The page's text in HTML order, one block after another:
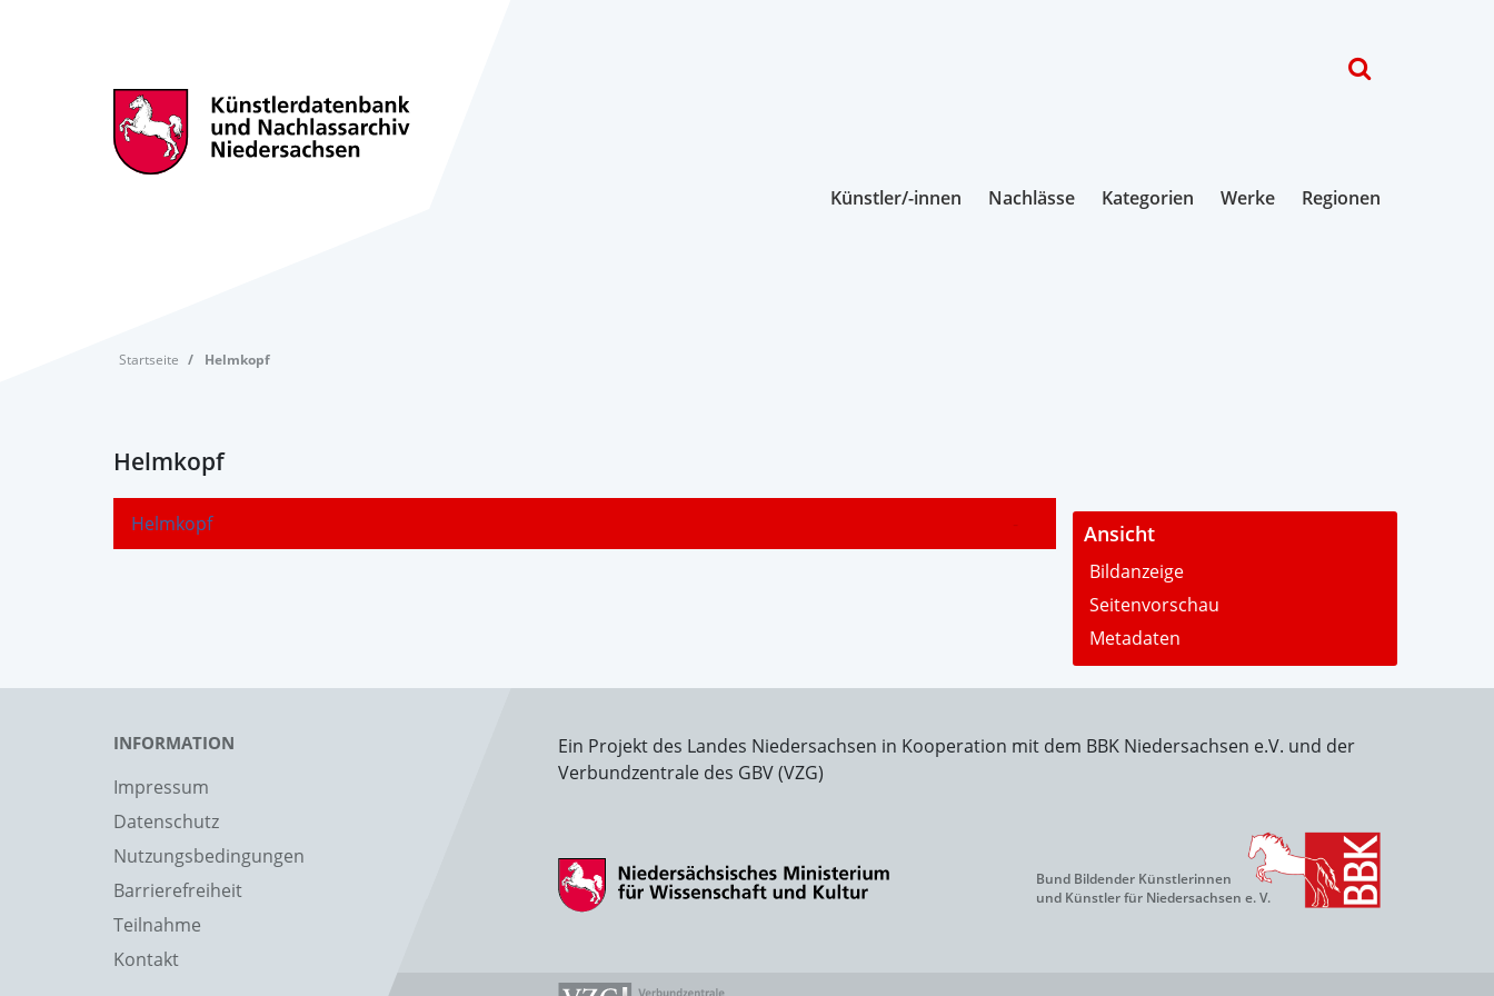
Künstler/-innen Nachlässe Kategorien Werke Regionen
Startseite Helmkopf
Helmkopf
Helmkopf - Ansicht
Bildanzeige
Seitenvorschau
Metadaten
INFORMATION
Impressum
Datenschutz
Nutzungsbedingungen
Barrierefreiheit
Teilnahme
Kontakt
Ein Projekt des Landes Niedersachsen in Kooperation mit dem BBK Niedersachsen e.V. und der
Verbundzentrale des GBV (VZG)
Bund Bildender Künstlerinnen
und Künstler für Niedersachsen e. V.